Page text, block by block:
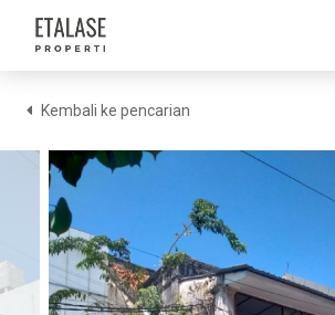
Kembali ke pencarian